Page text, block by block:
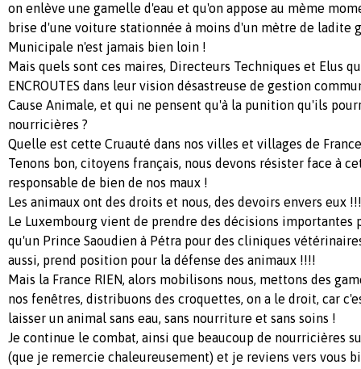
on enlève une gamelle d'eau et qu'on appose au mème
brise d'une voiture stationnée à moins d'un mètre de ladite
Municipale n'est jamais bien loin !
Mais quels sont ces maires, Directeurs Techniques et Elus
ENCROUTES dans leur vision désastreuse de gestion
Cause Animale, et qui ne pensent qu'à la punition qu'ils
nourricières ?
Quelle est cette Cruauté dans nos villes et villages de
Tenons bon, citoyens français, nous devons résister face à
responsable de bien de nos maux !
Les animaux ont des droits et nous, des devoirs envers eux
Le Luxembourg vient de prendre des décisions importantes
qu'un Prince Saoudien à Pétra pour des cliniques
aussi, prend position pour la défense des animaux !!!!
Mais la France RIEN, alors mobilisons nous, mettons des
nos fenêtres, distribuons des croquettes, on a le droit, car
laisser un animal sans eau, sans nourriture et sans soins !
Je continue le combat, ainsi que beaucoup de nourricières
(que je remercie chaleureusement) et je reviens vers vous